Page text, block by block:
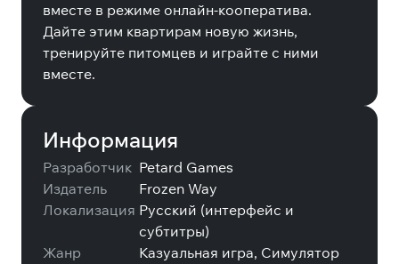
вместе в режиме онлайн-кооператива.
Дайте этим квартирам новую жизнь,
тренируйте питомцев и играйте с ними
вместе.
Информация
Разработчик Petard Games
Издатель
Frozen Way
Локализация Русский (интерфейс и
субтитры)
Жанр
Казуальная игра, Симулятор